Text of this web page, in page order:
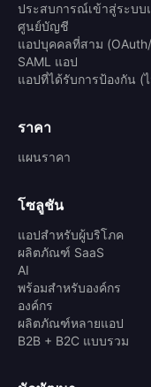
ประสบการณ์เข้าสู่ระบบ
ศูนย์บัญชี
แอปบุคคลที่สาม
SAML แอป
แอปที่ได้รับการป้องกัน (
ราคา
แผนราคา
โซลูชัน
แอปสำหรับผู้บริโภค
ผลิตภัณฑ์ SaaS
AI
พร้อมสำหรับองค์กร
องค์กร
ผลิตภัณฑ์หลายแอป
B2B + B2C แบบรวม